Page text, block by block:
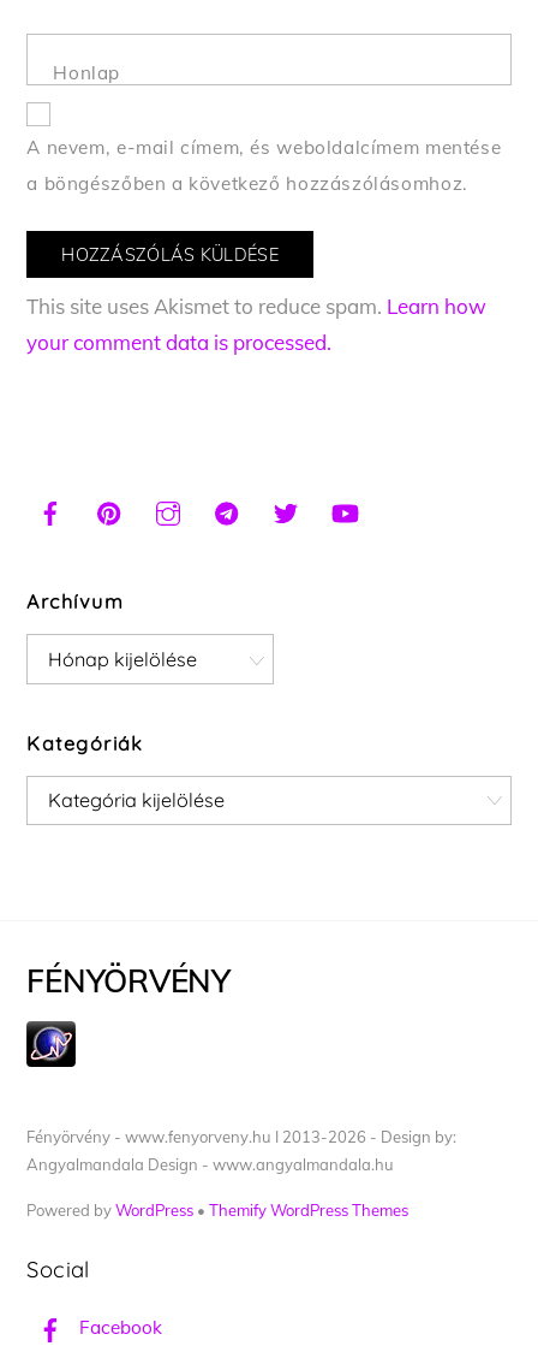
Honlap
A nevem, e-mail címem, és weboldalcímem mentése
a böngészőben a következő hozzászólásomhoz.
This site uses Akismet to reduce spam. Learn how
your comment data is processed.
Archívum
Archívum
Kategóriák
Kategóriák
FÉNYÖRVÉNY
Fényörvény - www.fenyorveny.hu I 2013-2026 - Design by:
Angyalmandala Design - www.angyalmandala.hu
Powered byWordPress •Themify WordPress Themes
Social
Facebook